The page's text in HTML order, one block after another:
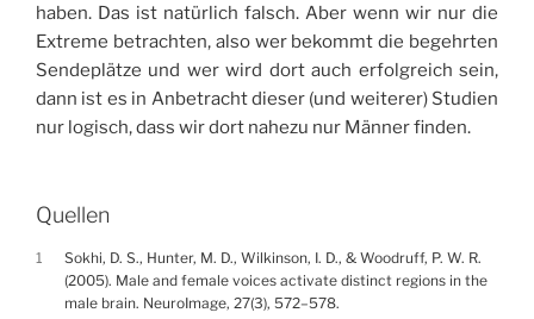
haben. Das ist natürlich falsch. Aber wenn wir nur die
Extreme betrachten, also wer bekommt die begehrten
Sendeplätze und wer wird dort auch erfolgreich sein,
dann ist es in Anbetracht dieser (und weiterer) Studien
nur logisch, dass wir dort nahezu nur Männer finden.
Quellen
1
Sokhi, D. S., Hunter, M. D., Wilkinson, I. D., & Woodruff, P. W. R.
(2005). Male and female voices activate distinct regions in the
male brain. NeuroImage, 27(3), 572–578.